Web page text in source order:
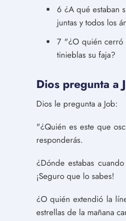
6 ¿A qué estaban
juntas y todos los
7 "¿O quién cerró
tinieblas su faja?
Dios pregunta a
Dios le pregunta a Job:
"¿Quién es este que
responderás.
¿Dónde estabas
¡Seguro que lo sabes!
¿O quién extendió la
estrellas de la mañana